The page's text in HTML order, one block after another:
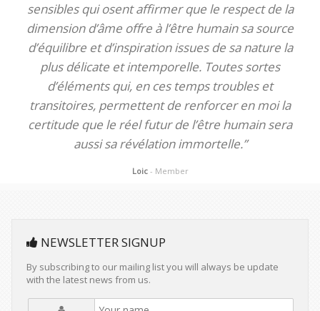
sensibles qui osent affirmer que le respect de la
dimension d’âme offre à l’être humain sa source
d’équilibre et d’inspiration issues de sa nature la
plus délicate et intemporelle. Toutes sortes
d’éléments qui, en ces temps troubles et
transitoires, permettent de renforcer en moi la
certitude que le réel futur de l’être humain sera
aussi sa révélation immortelle.”
Loic - Member
NEWSLETTER SIGNUP
By subscribing to our mailing list you will always be update
with the latest news from us.